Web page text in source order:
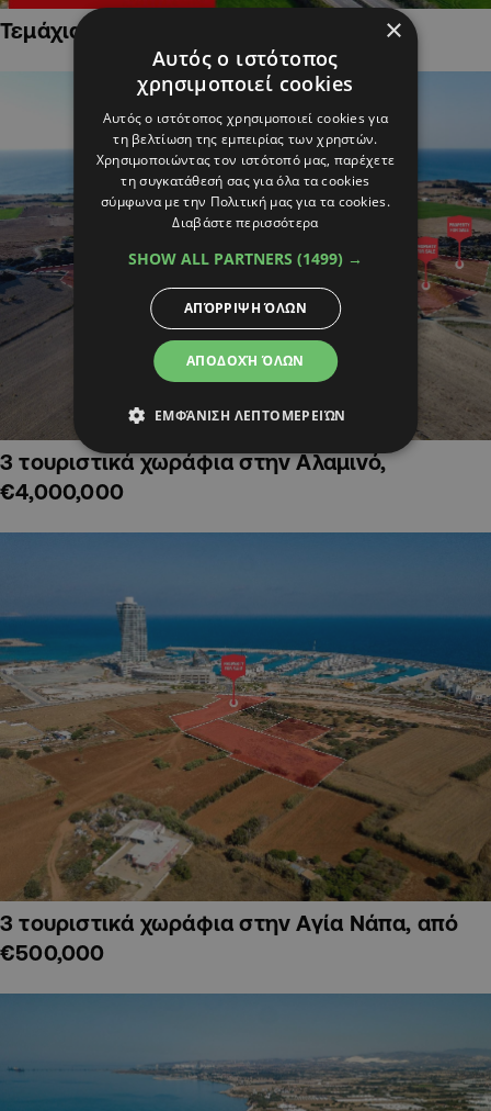
Τεμάχια Γης σε Οικιστικές Περιοχές
3 τουριστικά χωράφια στην Αλαμινό,
€4,000,000
3 τουριστικά χωράφια στην Αγία Νάπα, από
€500,000
×
Αυτός ο ιστότοπος
χρησιμοποιεί cookies
Αυτός ο ιστότοπος χρησιμοποιεί cookies για
τη βελτίωση της εμπειρίας των χρηστών.
Χρησιμοποιώντας τον ιστότοπό μας, παρέχετε
τη συγκατάθεσή σας για όλα τα cookies
σύμφωνα με την Πολιτική μας για τα cookies.
Διαβάστε περισσότερα
SHOW ALL PARTNERS (1499) →
ΑΠΟΔΟΧΉ ΌΛΩΝ
ΑΠΌΡΡΙΨΗ ΌΛΩΝ
ΕΜΦΆΝΙΣΗ ΛΕΠΤΟΜΕΡΕΙΏΝ